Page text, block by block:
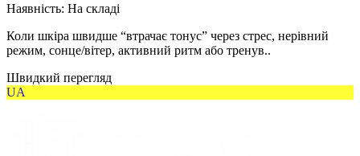
Наявність: На складі
Коли шкіра швидше “втрачає тонус” через стрес, нерівний
режим, сонце/вітер, активний ритм або тренув..
Швидкий перегляд
UA